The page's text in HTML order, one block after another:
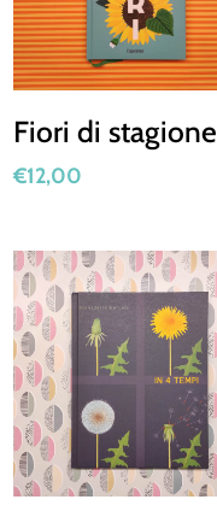
Fiori di stagione
€12,00